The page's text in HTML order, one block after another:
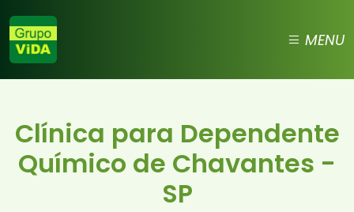
MENU
Clínica para Dependente
Químico de Chavantes -
SP